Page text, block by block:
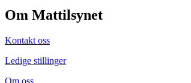
Om Mattilsynet
Kontakt oss
Ledige stillinger
Om oss